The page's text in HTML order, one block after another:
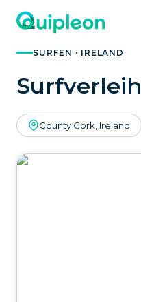
SURFEN · IRELAND
Surfverleih
County Cork, Ireland